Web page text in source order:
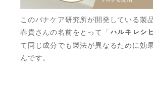
このパナケア研究所が開発している製
春貴さんの名前をとって「ハルキレシ
て同じ成分でも製法が異なるために効
んです。